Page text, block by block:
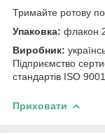
Тримайте ротову
Упаковка: флакон
Виробник:
Підприємство
стандартів ISO
Приховати